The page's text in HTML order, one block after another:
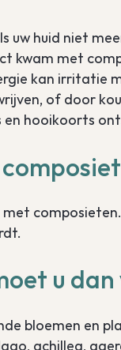
uw huid niet
kwam met
kan irritatie
of door
en hooikoorts
u
bloemen en
achillea,